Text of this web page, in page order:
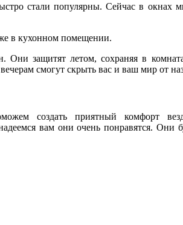
стали популярны. Сейчас в
в кухонном помещении.
Они защитят летом,сохраняя в
смогут скрыть вас и ваш мир от
создать приятный комфорт
вам они очень понравятся. Они